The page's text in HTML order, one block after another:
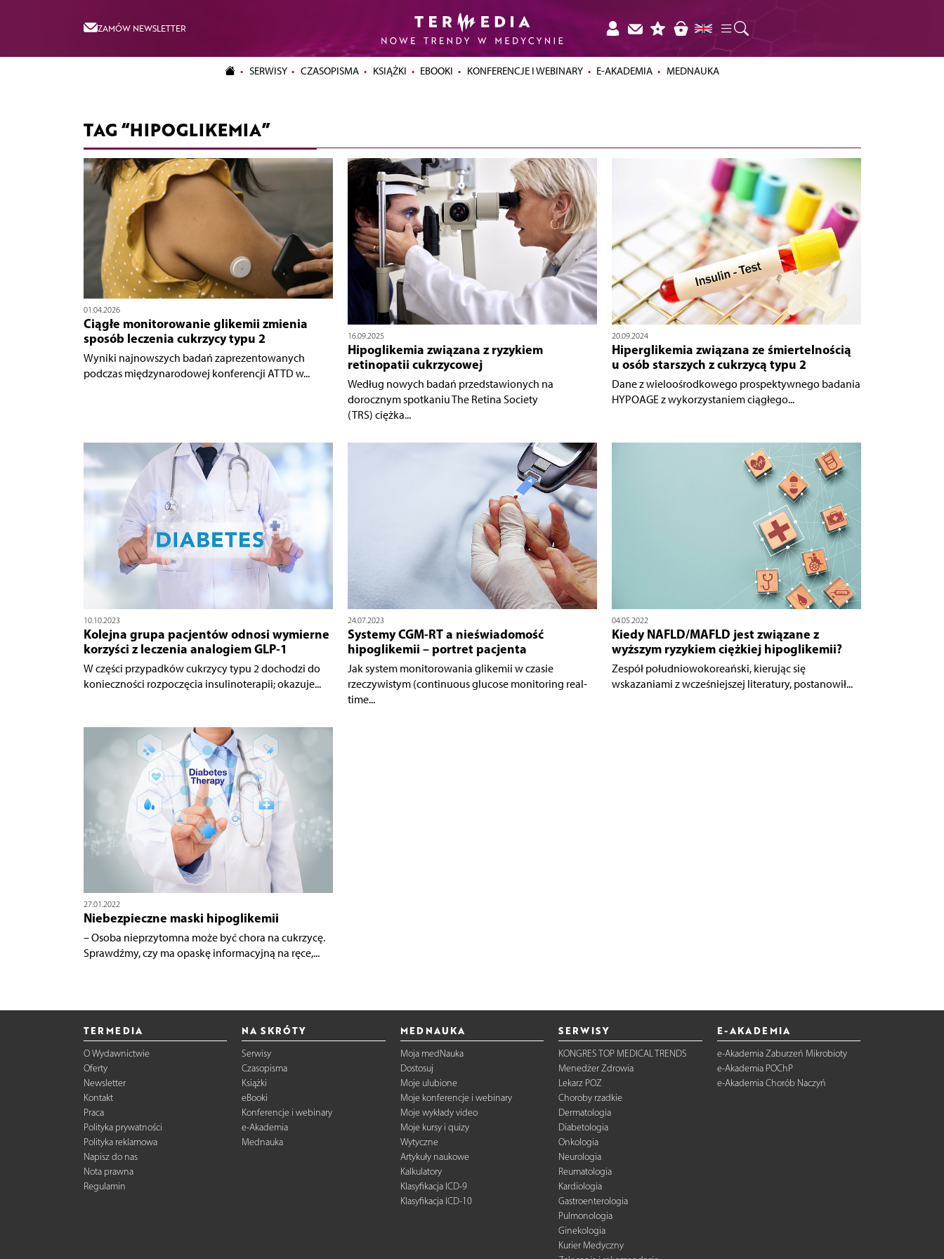
ZAMÓW NEWSLETTER
SERWISY CZASOPISMA KSIĄŻKI EBOOKI KONFERENCJE I WEBINARY E-AKADEMIA MEDNAUKA
TAG “HIPOGLIKEMIA”
01.04.2026
Ciągłe monitorowanie glikemii zmienia
sposób leczenia cukrzycy typu 2
Wyniki najnowszych badań zaprezentowanych
podczas międzynarodowej konferencji ATTD w...
16.09.2025
Hipoglikemia związana z ryzykiem
retinopatii cukrzycowej
Według nowych badań przedstawionych na
dorocznym spotkaniu The Retina Society
(TRS) ciężka...
20.09.2024
Hiperglikemia związana ze śmiertelnością
u osób starszych z cukrzycą typu 2
Dane z wieloośrodkowego prospektywnego badania
HYPOAGE z wykorzystaniem ciągłego...
10.10.2023
Kolejna grupa pacjentów odnosi wymierne
korzyści z leczenia analogiem GLP-1
W części przypadków cukrzycy typu 2 dochodzi do
konieczności rozpoczęcia insulinoterapii; okazuje...
24.07.2023
Systemy CGM-RT a nieświadomość
hipoglikemii – portret pacjenta
Jak system monitorowania glikemii w czasie
rzeczywistym (continuous glucose monitoring real-
time...
04.05.2022
Kiedy NAFLD/MAFLD jest związane z
wyższym ryzykiem ciężkiej hipoglikemii?
Zespół południowokoreański, kierując się
wskazaniami z wcześniejszej literatury, postanowił...
27.01.2022
Niebezpieczne maski hipoglikemii
– Osoba nieprzytomna może być chora na cukrzycę.
Sprawdźmy, czy ma opaskę informacyjną na ręce,...
TERMEDIA
O Wydawnictwie
Oferty
Newsletter
Kontakt
Praca
Polityka prywatności
Polityka reklamowa
Napisz do nas
Nota prawna
Regulamin
NA SKRÓTY
Serwisy
Czasopisma
Książki
eBooki
Konferencje i webinary
e-Akademia
Mednauka
MEDNAUKA
Moja medNauka
Dostosuj
Moje ulubione
Moje konferencje i webinary
Moje wykłady video
Moje kursy i quizy
Wytyczne
Artykuły naukowe
Kalkulatory
Klasyfikacja ICD-9
Klasyfikacja ICD-10
SERWISY
KONGRES TOP MEDICAL TRENDS
Menedżer Zdrowia
Lekarz POZ
Choroby rzadkie
Dermatologia
Diabetologia
Onkologia
Neurologia
Reumatologia
Kardiologia
Gastroenterologia
Pulmonologia
Ginekologia
Kurier Medyczny
E-AKADEMIA
e-Akademia Zaburzeń Mikrobioty
e-Akademia POChP
e-Akademia Chorób Naczyń